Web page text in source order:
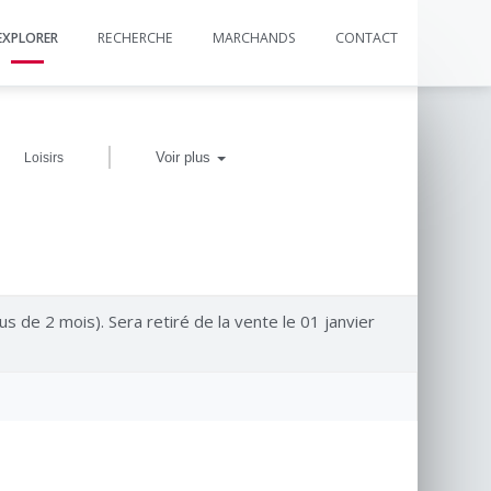
RECHERCHE MARCHANDS CONTACT
Loisirs | Voir plus
de 2 mois). Sera retiré de la vente le 01 janvier